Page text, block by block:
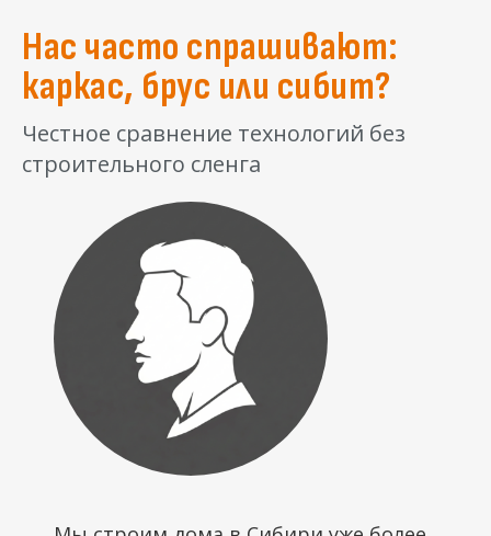
Нас часто спрашивают:
каркас, брус или сибит?
Честное сравнение технологий без
строительного сленга